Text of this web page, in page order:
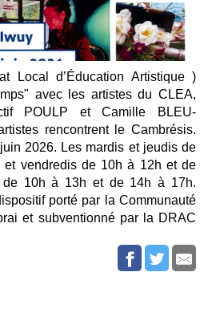
Local d’Éducation Artistique )
avec les artistes du CLEA,
POULP et Camille BLEU-
rencontrent le Cambrésis.
2026. Les mardis et jeudis de
et vendredis de 10h à 12h et de
10h à 13h et de 14h à 17h.
porté par la Communauté
et subventionné par la DRAC